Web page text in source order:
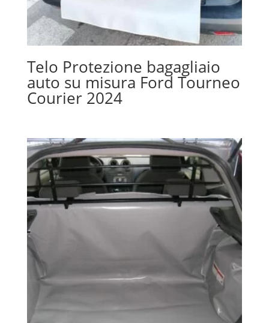
Telo Protezione bagagliaio
auto su misura Ford Tourneo
Courier 2024